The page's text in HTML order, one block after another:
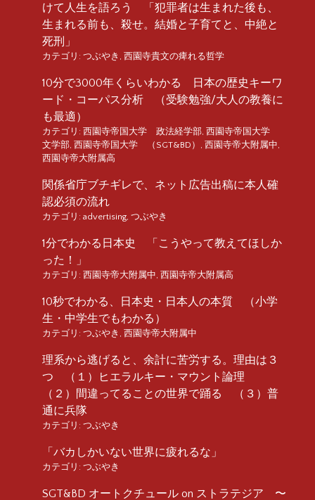
けて人生を語ろう 「犯罪者は生まれた後も、
生まれる前も、殺せ。結婚と子育てと、中絶と
死刑」
カテゴリ: つぶやき 西園寺貴文の痺れる哲学
10分で3000年くらいわかる 日本の歴史キーワ
ード・コーパス分析 （受験勉強/大人の教養に
も最適）
カテゴリ: 西園寺帝国大学 政法経学部 西園寺帝国大学
文学部 西園寺帝国大学 （SGT&BD） 西園寺帝大附属中
西園寺帝大附属高
関係省庁ブチギレで、ネット広告出稿に本人確
認必須の流れ
カテゴリ: advertising つぶやき
1分でわかる日本史 「こうやって教えてほしか
った！」
カテゴリ: 西園寺帝大附属中 西園寺帝大附属高
10秒でわかる、日本史・日本人の本質 （小学
生・中学生でもわかる）
カテゴリ: つぶやき 西園寺帝大附属中
理系から逃げると、余計に苦労する。理由は３
つ （１）ヒエラルキー・マウント論理
（２）間違ってることの世界で踊る （３）普
通に兵隊
カテゴリ: つぶやき
「バカしかいない世界に疲れるな」
カテゴリ: つぶやき
SGT&BD オートクチュール on ストラテジア 〜